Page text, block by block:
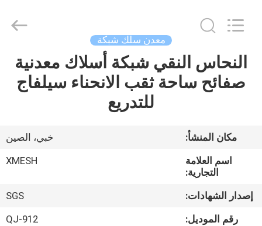
الصفحة
الرئيسية
معلومات
جولة
Rights
معدن سلك شبكة
النحاس النقي شبكة أسلاك معدنية
صفائح ساحة ثقب الانحناء سيلفاج
للتدريع
مكان المنشأ:
خبي، الصين
اسم العلامة
التجارية:
XMESH
إصدار الشهادات:
SGS
رقم الموديل:
QJ-912